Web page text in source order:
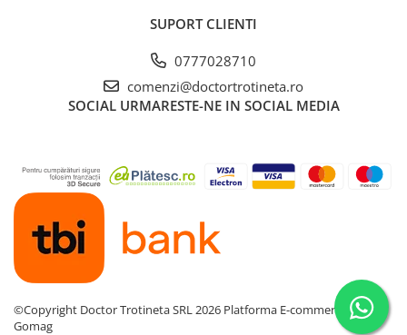
SUPORT CLIENTI
0777028710
comenzi@doctortrotineta.ro
SOCIAL URMARESTE-NE IN SOCIAL MEDIA
©Copyright Doctor Trotineta SRL 2026 Platforma E-commerce by
Gomag